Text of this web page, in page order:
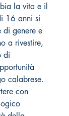
la vita e il
16 anni si
genere e
a rivestire,
di
calabrese.
con